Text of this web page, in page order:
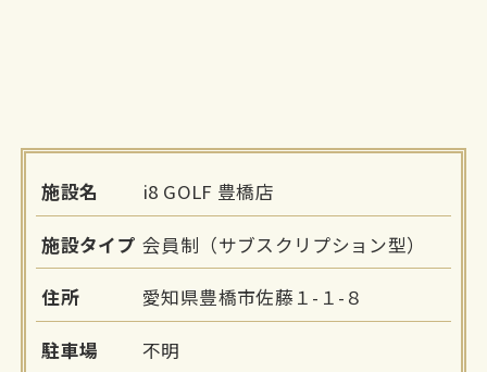
施設名 i8 GOLF 豊橋店
施設タイプ 会員制（サブスクリプション型）
住所 愛知県豊橋市佐藤１-１-８
駐車場 不明